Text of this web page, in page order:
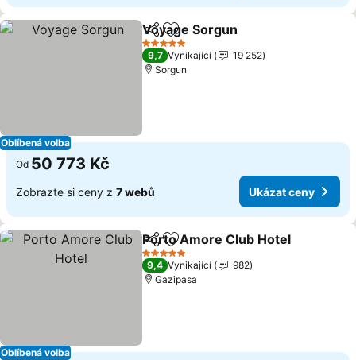
Oblíbená volba
SdíletPřidat na seznam oblíbených
Voyage Sorgun
5 Počet hvězdiček
9,7 Vynikající
19 252
Sorgun
Od 50 773 Kč
Zobrazte si ceny z 7 webů Ukázat ceny
Oblíbená volba
SdíletPřidat na seznam oblíbených
Porto Amore Club Hotel
5 Počet hvězdiček
9,4 Vynikající
982
Gazipasa